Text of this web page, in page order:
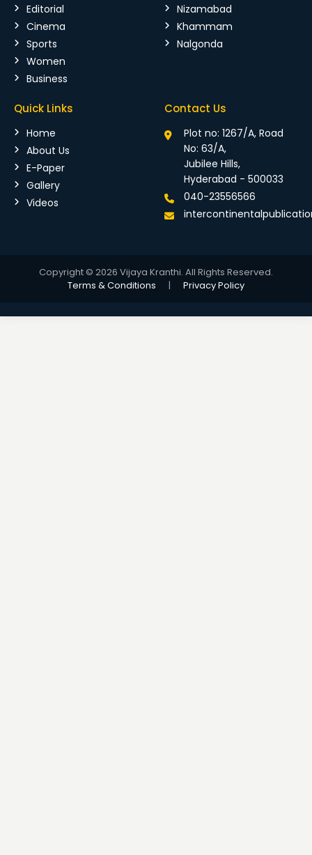
Editorial
Cinema
Sports
Women
Business
Nizamabad
Khammam
Nalgonda
Quick Links
Home
About Us
E-Paper
Gallery
Videos
Contact Us
Plot no: 1267/A, Road
No: 63/A,
Jubilee Hills,
Hyderabad - 500033
040-23556566
Copyright © 2026 Vijaya Kranthi. All Rights Reserved.
Terms & Conditions
| Privacy Policy